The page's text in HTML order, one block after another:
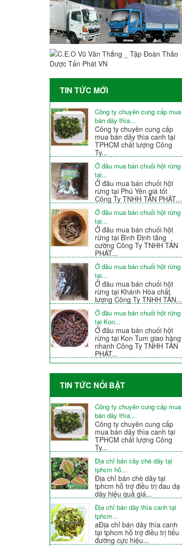
TIN TỨC MỚI
Công ty chuyên cung cấp mua
bán dây thìa...
Công ty chuyên cung cấp
mua bán dây thìa canh tại
TPHCM chất lượng Công
Ty...
Ở đâu mua bán chuối hột rừng
tại...
Ở đâu mua bán chuối hột
rừng tại Phú Yên giá tốt
Công Ty TNHH TẤN PHÁT...
Ở đâu mua bán chuối hột rừng
tại...
Ở đâu mua bán chuối hột
rừng tại Bình Định tăng
cường Công Ty TNHH TẤN
PHÁT...
Ở đâu mua bán chuối hột rừng
tại...
Ở đâu mua bán chuối hột
rừng tại Khánh Hòa chất
lượng Công Ty TNHH TẤN...
Ở đâu mua bán chuối hột rừng
tại Kon...
Ở đâu mua bán chuối hột
rừng tại Kon Tum giao hàng
nhanh Công Ty TNHH TẤN
PHÁT...
TIN TỨC NỐI BẬT
Công ty chuyên cung cấp mua
bán dây thìa...
Công ty chuyên cung cấp
mua bán dây thìa canh tại
TPHCM chất lượng Công
Ty...
Địa chỉ bán cây chè dây tại
tphcm hỗ...
Địa chỉ bán chè dây tại
tphcm hỗ trợ điều trị đau dạ
dày hiệu quả giá...
Địa chỉ bán dây thìa canh tại
tphcm...
aĐịa chỉ bán dây thìa canh
tại tphcm hỗ trợ điều trị tiểu
đường cực hiệu...